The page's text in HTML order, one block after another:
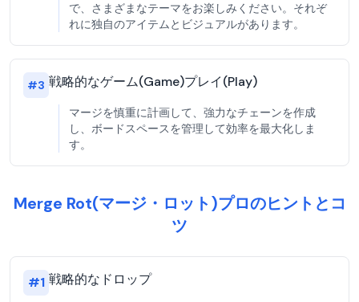
で、さまざまなテーマをお楽しみください。それぞ
れに独自のアイテムとビジュアルがあります。
#3 戦略的なゲーム(Game)プレイ(Play)
マージを慎重に計画して、強力なチェーンを作成
し、ボードスペースを管理して効率を最大化しま
す。
Merge Rot(マージ・ロット)プロのヒントとコ
ツ
#1 戦略的なドロップ